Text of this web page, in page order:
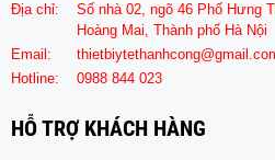
Địa chỉ:
Số nhà 02, ngõ 46 Phố Hưng
Hoàng Mai, Thành phố Hà Nội
Email:
Hotline:
0988 844 023
HỖ TRỢ KHÁCH HÀNG